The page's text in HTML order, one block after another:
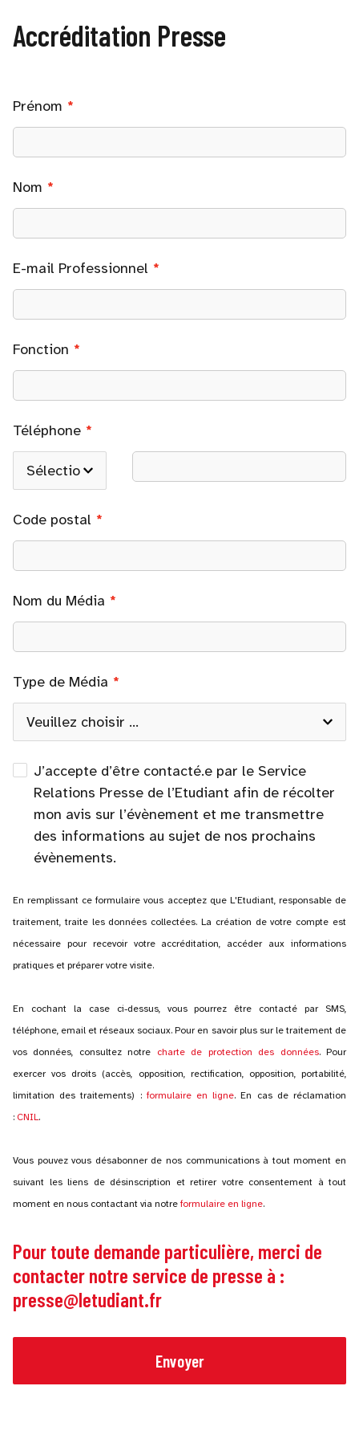
Accréditation Presse
Prénom
Nom
E-mail Professionnel
Fonction
Téléphone
Code postal
Nom du Média
Type de Média
J’accepte d’être contacté.e par le Service
Relations Presse de l’Etudiant afin de récolter
mon avis sur l’évènement et me transmettre
des informations au sujet de nos prochains
évènements.
En remplissant ce formulaire vous acceptez que L'Etudiant, responsable de
traitement, traite les données collectées. La création de votre compte est
nécessaire pour recevoir votre accréditation, accéder aux informations
pratiques et préparer votre visite.
En cochant la case ci-dessus, vous pourrez être contacté par SMS,
téléphone, email et réseaux sociaux. Pour en savoir plus sur le traitement de
vos données, consultez notre charte de protection des données. Pour
exercer vos droits (accès, opposition, rectification, opposition, portabilité,
limitation des traitements) :formulaire en ligne. En cas de réclamation
: CNIL.
Vous pouvez vous désabonner de nos communications à tout moment en
suivant les liens de désinscription et retirer votre consentement à tout
moment en nous contactant via notreformulaire en ligne.
Pour toute demande particulière, merci de
contacter notre service de presse à :
presse@letudiant.fr